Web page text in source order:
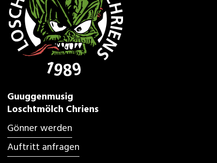
Guuggenmusig
Loschtmölch Chriens
Gönner werden
Auftritt anfragen